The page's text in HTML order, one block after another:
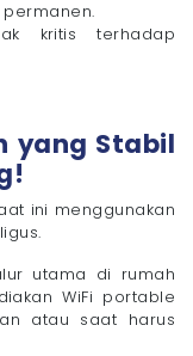
kritis terhadap
yang Stabil
ini menggunakan
utama di rumah
WiFi portable
atau saat harus